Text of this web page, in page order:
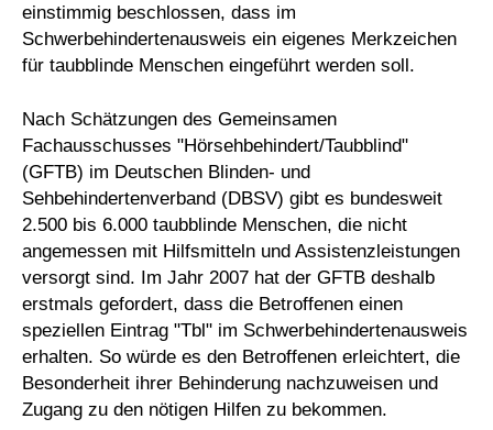
einstimmig beschlossen, dass im
Schwerbehindertenausweis ein eigenes Merkzeichen
für taubblinde Menschen eingeführt werden soll.
Nach Schätzungen des Gemeinsamen
Fachausschusses "Hörsehbehindert/Taubblind"
(GFTB) im Deutschen Blinden- und
Sehbehindertenverband (DBSV) gibt es bundesweit
2.500 bis 6.000 taubblinde Menschen, die nicht
angemessen mit Hilfsmitteln und Assistenzleistungen
versorgt sind. Im Jahr 2007 hat der GFTB deshalb
erstmals gefordert, dass die Betroffenen einen
speziellen Eintrag "Tbl" im Schwerbehindertenausweis
erhalten. So würde es den Betroffenen erleichtert, die
Besonderheit ihrer Behinderung nachzuweisen und
Zugang zu den nötigen Hilfen zu bekommen.